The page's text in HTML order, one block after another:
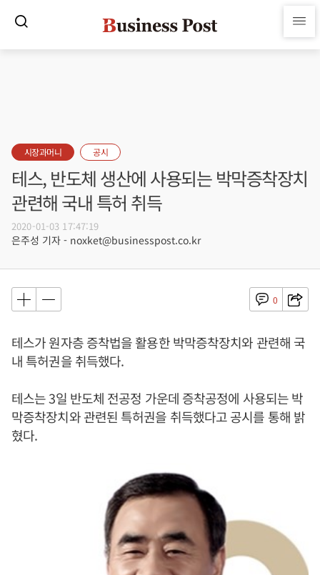
시장과머니 공시
테스, 반도체 생산에 사용되는 박막증착장치
관련해 국내 특허 취득
2020-01-03 17:47:19
은주성 기자 - noxket@businesspost.co.kr
0
테스가 원자층 증착법을 활용한 박막증착장치와 관련해 국
내 특허권을 취득했다.
테스는 3일 반도체 전공정 가운데 증착공정에 사용되는 박
막증착장치와 관련된 특허권을 취득했다고 공시를 통해 밝
혔다.